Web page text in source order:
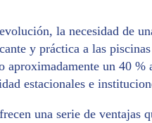
la necesidad de
y práctica a las
aproximadamente un 40
estacionales e
una serie de ventajas